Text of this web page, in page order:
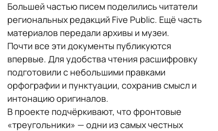
Большей частью писем поделились читатели
региональных редакций Five Public. Ещё часть
материалов передали архивы и музеи.
Почти все эти документы публикуются
впервые. Для удобства чтения расшифровку
подготовили с небольшими правками
орфографии и пунктуации, сохранив смысл и
интонацию оригиналов.
В проекте подчёркивают, что фронтовые
«треугольники» — одни из самых честных